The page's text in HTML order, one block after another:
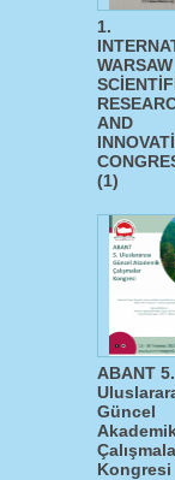
1.
WARSAW
AND
(1)
ABANT 5.
Güncel
Kongresi